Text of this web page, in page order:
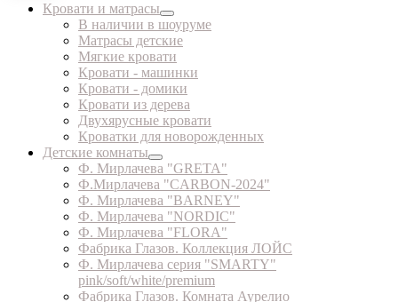
Кровати и матрасы
В наличии в шоуруме
Матрасы детские
Мягкие кровати
Кровати - машинки
Кровати - домики
Кровати из дерева
Двухярусные кровати
Кроватки для новорожденных
Детские комнаты
Ф. Мирлачева "GRETA"
Ф.Мирлачева "CARBON-2024"
Ф. Мирлачева "BARNEY"
Ф. Мирлачева "NORDIC"
Ф. Мирлачева "FLORA"
Фабрика Глазов. Коллекция ЛОЙС
Ф. Мирлачева серия "SMARTY"
pink/soft/white/premium
Фабрика Глазов. Комната Аурелио